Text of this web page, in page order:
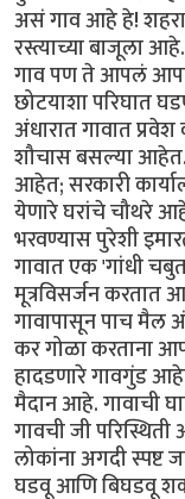
असं गाव आहे हे!
रस्त्याच्या बाजूला
गाव पण ते आपलं
छोटयाशा परिघात
अंधारात गावात प्रवेश
शौचास बसल्या
आहेत; सरकारी
येणारे घरांचे चौथरे
भरवण्यास पुरेशी
गावात एक 'गांधी
मूत्रविसर्जन करतात
गावापासून पाच मैल
कर गोळा करताना
हादडणारे गावगुंड
मैदान आहे. गावाची
गावची जी
लोकांना अगदी
घडवू आणि बिघडवू